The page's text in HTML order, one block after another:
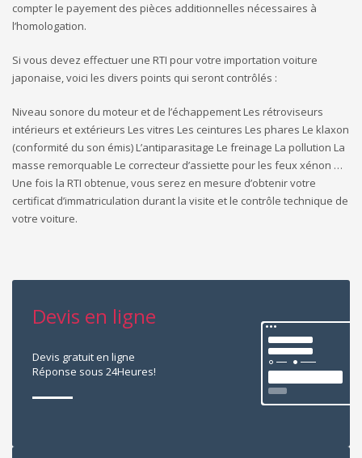
compter le payement des pièces additionnelles nécessaires à
l’homologation.
Si vous devez effectuer une RTI pour votre importation voiture
japonaise, voici les divers points qui seront contrôlés :
Niveau sonore du moteur et de l’échappement Les rétroviseurs
intérieurs et extérieurs Les vitres Les ceintures Les phares Le klaxon
(conformité du son émis) L’antiparasitage Le freinage La pollution La
masse remorquable Le correcteur d’assiette pour les feux xénon …
Une fois la RTI obtenue, vous serez en mesure d’obtenir votre
certificat d’immatriculation durant la visite et le contrôle technique de
votre voiture.
Devis en ligne
Devis gratuit en ligne
Réponse sous 24Heures!